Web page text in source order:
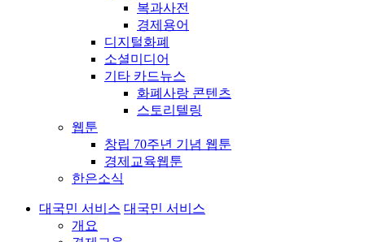
복과사전
경제용어
디지털화폐
소셜미디어
기타 카드뉴스
화폐사랑 콘텐츠
스토리텔링
웹툰
창립 70주년 기념 웹툰
경제교육웹툰
한은소식
대국민 서비스 대국민 서비스
개요